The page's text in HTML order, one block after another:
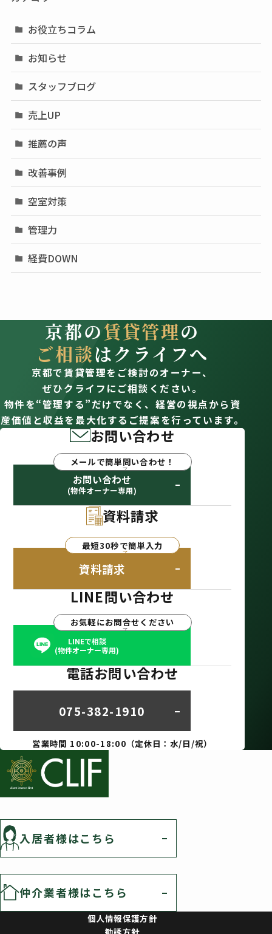
お役立ちコラム
お知らせ
スタッフブログ
売上UP
推薦の声
改善事例
空室対策
管理力
経費DOWN
京都の賃貸管理の
ご相談はクライフへ
京都で賃貸管理をご検討のオーナー、
ぜひクライフにご相談ください。
物件を“管理する”だけでなく、経営の視点から資
産価値と収益を最大化するご提案を行っています。
お問い合わせ
メールで簡単問い合わせ！
お問い合わせ
(物件オーナー専用)
資料請求
最短30秒で簡単入力
資料請求
LINE問い合わせ
お気軽にお問合せください
LINEで相談
(物件オーナー専用)
電話お問い合わせ
075-382-1910
営業時間 10:00-18:00（定休日：水/日/祝）
入居者様はこちら
仲介業者様はこちら
個人情報保護方針